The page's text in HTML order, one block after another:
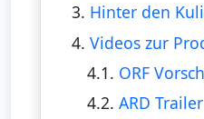
3. Hinter den
4. Videos zur
4.1. ORF
4.2.ARD